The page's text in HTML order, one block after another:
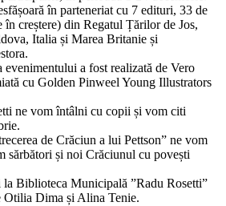
în parteneriat cu 7 edituri, 33 de
creștere) din Regatul Țărilor de Jos,
Italia și Marea Britanie și
evenimentului a fost realizată de Vero
cu Golden Pinweel Young Illustrators
ne vom întâlni cu copii și vom citi
de Crăciun a lui Pettson” ne vom
sărbători și noi Crăciunul cu povești
Biblioteca Municipală ”Radu Rosetti”
Otilia Dima și Alina Tenie.